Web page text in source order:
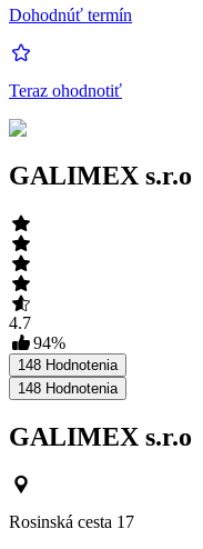
Dohodnúť termín
Teraz ohodnotiť
GALIMEX s.r.o
4.7
94%
148 Hodnotenia
148 Hodnotenia
GALIMEX s.r.o
Rosinská cesta 17